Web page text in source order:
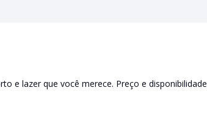
e lazer que você merece. Preço e disponibilidade